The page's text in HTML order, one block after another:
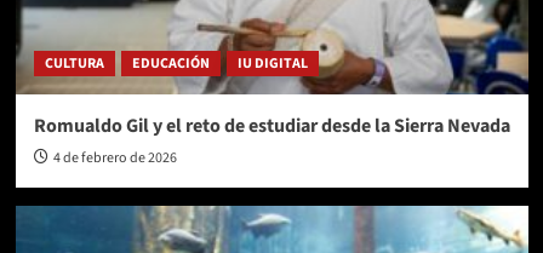
CULTURA EDUCACIÓN IU DIGITAL
Romualdo Gil y el reto de estudiar desde la Sierra Nevada
4 de febrero de 2026